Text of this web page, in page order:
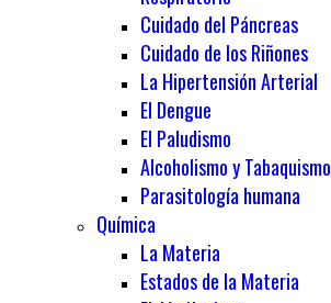
Cuidado del Páncreas
Cuidado de los Riñones
La Hipertensión Arterial
El Dengue
El Paludismo
Alcoholismo y Tabaquismo
Parasitología humana
Química
La Materia
Estados de la Materia